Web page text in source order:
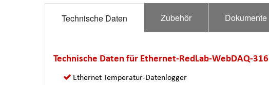
Technische Daten Zubehör Dokumente
Technische Daten für Ethernet-RedLab-WebDAQ-316
Ethernet Temperatur-Datenlogger